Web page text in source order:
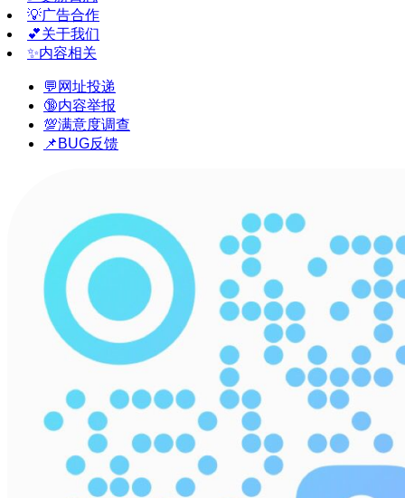
💡广告合作
💕关于我们
✨内容相关
💬网址投递
🔞内容举报
💯满意度调查
📌BUG反馈